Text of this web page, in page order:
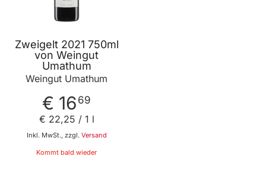
Zweigelt 2021 750ml
von Weingut
Umathum
Weingut Umathum
€ 16 69
Inkl. MwSt., zzgl. Versand
€ 22,25 / 1 l
Kommt bald wieder